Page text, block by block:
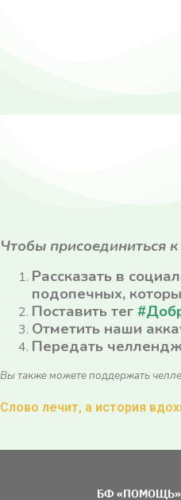
Чтобы присоединиться
Рассказать в
подопечных,
Поставить тег
Отметить наши
Передать
Вы также можете поддержать
Слово лечит, а история
БФ «ПОМОЩЬ»